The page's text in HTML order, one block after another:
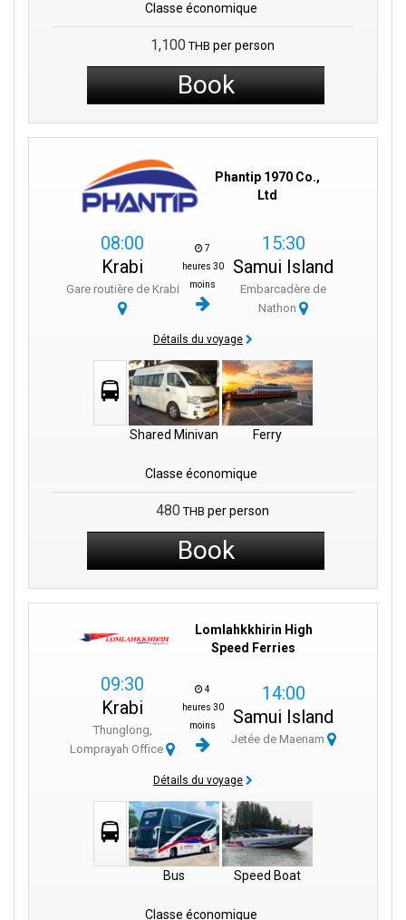
Classe économique
1,100 THB per person
Book
Phantip 1970 Co.,
Ltd
08:00
Krabi
Gare routière de Krabi
7
heures 30
moins
15:30
Samui Island
Embarcadère de
Nathon
Détails du voyage
Shared Minivan Ferry
Classe économique
480 THB per person
Book
Lomlahkkhirin High
Speed Ferries
09:30
Krabi
Thunglong,
Lomprayah Office
4
heures 30
moins
14:00
Samui Island
Jetée de Maenam
Détails du voyage
Bus Speed Boat
Classe économique